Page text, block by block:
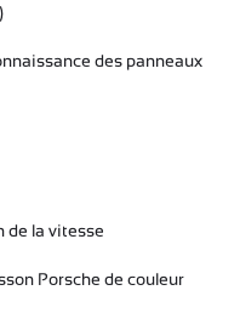
des panneaux
de la vitesse
Porsche de couleur